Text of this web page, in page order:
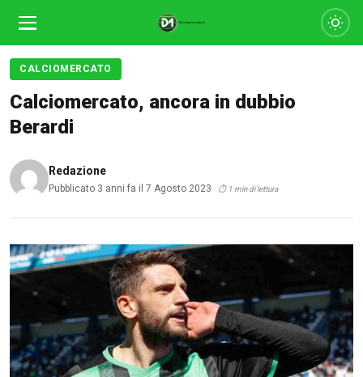
CALCIOMERCATO
Calciomercato, ancora in dubbio
Berardi
Redazione
Pubblicato 3 anni fa il 7 Agosto 2023 · ⏱ 1 min di lettura